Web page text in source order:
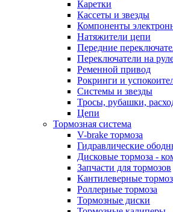
Каретки
Кассеты и звезды
Компоненты
Натяжители цепи
Передние
Переключатели на
Ременной привод
Рокринги и
Системы и звезды
Тросы, рубашки,
Цепи
Тормозная система
V-brake тормоза
Гидравлические
Дисковые тормоза -
Запчасти для тормозов
Кантилеверные
Роллерные тормоза
Тормозные диски